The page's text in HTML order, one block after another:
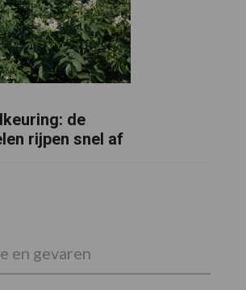
de
rijpen snel af
en gevaren